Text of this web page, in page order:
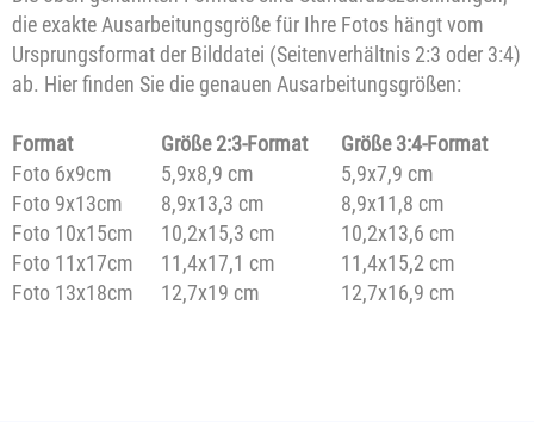
die exakte Ausarbeitungsgröße für Ihre Fotos hängt vom
Ursprungsformat der Bilddatei (Seitenverhältnis 2:3 oder 3:4)
ab. Hier finden Sie die genauen Ausarbeitungsgrößen:
Format Größe 2:3-Format
Größe 3:4-Format
Foto 6x9cm
5,9x8,9 cm
5,9x7,9 cm
Foto 9x13cm
8,9x13,3 cm
8,9x11,8 cm
Foto 10x15cm
10,2x15,3 cm
10,2x13,6 cm
Foto 11x17cm
11,4x17,1 cm
11,4x15,2 cm
Foto 13x18cm
12,7x19 cm 12,7x16,9 cm